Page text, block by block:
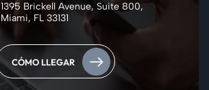
1395 Brickell Avenue, Suite 800,
Miami, FL 33131
CÓMO LLEGAR